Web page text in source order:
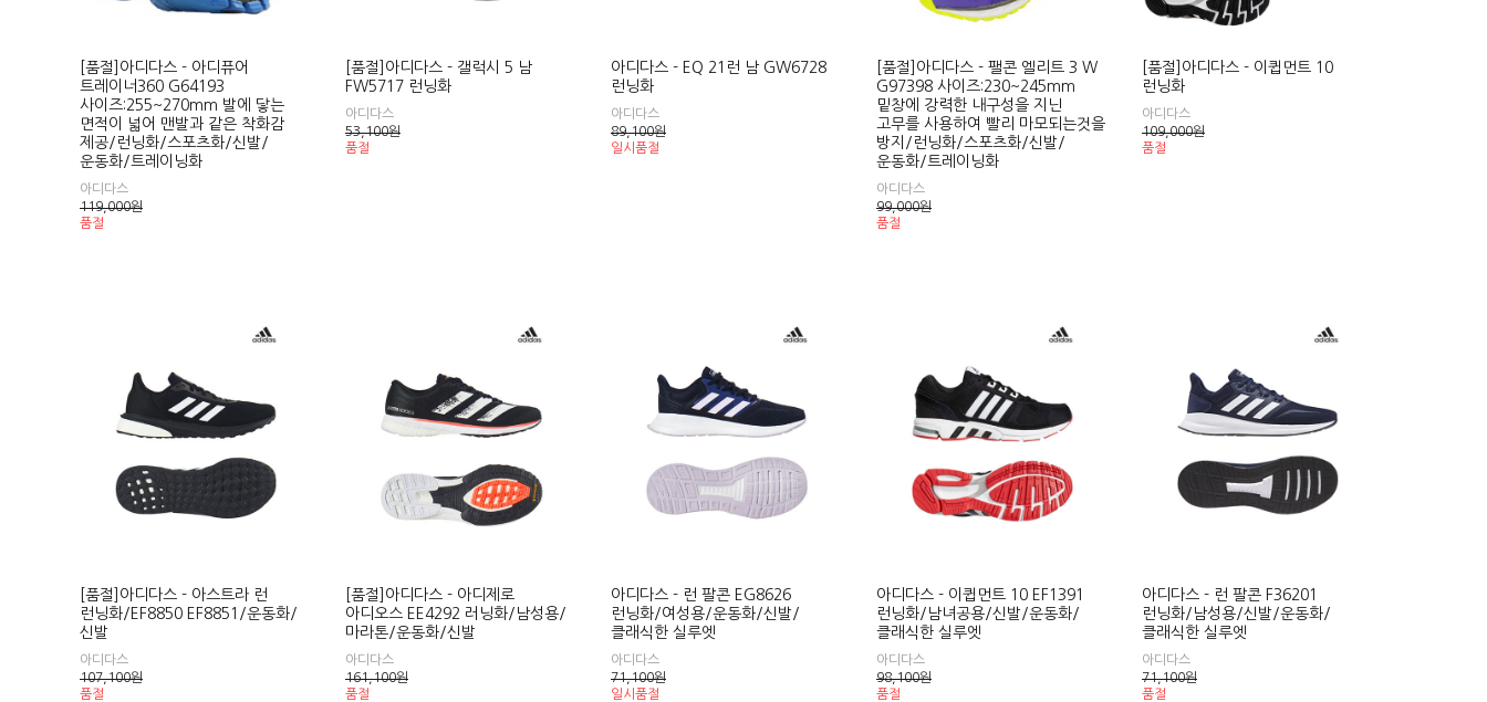
[품절]아디다스 - 아디퓨어
트레이너360 G64193
사이즈:255~270mm 발에 닿는
면적이 넓어 맨발과 같은 착화감
제공/런닝화/스포츠화/신발/
운동화/트레이닝화
아디다스
119,000원
품절
[품절]아디다스 - 갤럭시 5 남
FW5717 런닝화
아디다스
53,100원
품절
아디다스 - EQ 21런 남 GW6728
런닝화
아디다스
89,100원
일시품절
[품절]아디다스 - 팰콘 엘리트 3 W
G97398 사이즈:230~245mm
밑창에 강력한 내구성을 지닌
고무를 사용하여 빨리 마모되는것을
방지/런닝화/스포츠화/신발/
운동화/트레이닝화
아디다스
99,000원
품절
[품절]아디다스 - 이큅먼트 10
런닝화
아디다스
109,000원
품절
[품절]아디다스 - 아스트라 런
런닝화/EF8850 EF8851/운동화/
신발
아디다스
107,100원
품절
[품절]아디다스 - 아디제로
아디오스 EE4292 러닝화/남성용/
마라톤/운동화/신발
아디다스
161,100원
품절
아디다스 - 런 팔콘 EG8626
런닝화/여성용/운동화/신발/
클래식한 실루엣
아디다스
71,100원
일시품절
아디다스 - 이큅먼트 10 EF1391
런닝화/남녀공용/신발/운동화/
클래식한 실루엣
아디다스
98,100원
품절
아디다스 - 런 팔콘 F36201
런닝화/남성용/신발/운동화/
클래식한 실루엣
아디다스
71,100원
품절